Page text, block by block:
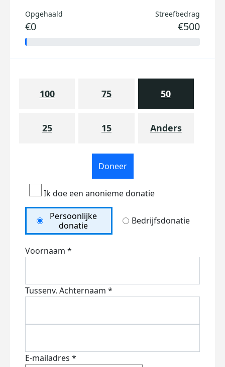
Opgehaald
€0
Streefbedrag
€500
100 75 50
25 15 Anders
Doneer
Ik doe een anonieme donatie
Persoonlijke
donatie
Bedrijfsdonatie
Voornaam *
Tussenv. Achternaam *
E-mailadres *